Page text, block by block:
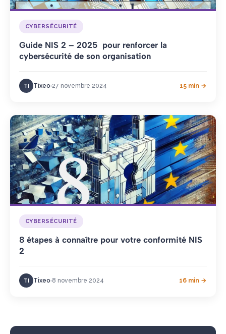
CYBERSÉCURITÉ
Guide NIS 2 – 2025 pour renforcer la
cybersécurité de son organisation
TI Tixeo 27 novembre 2024 15 min →
CYBERSÉCURITÉ
8 étapes à connaître pour votre conformité NIS
2
TI Tixeo 8 novembre 2024 16 min →